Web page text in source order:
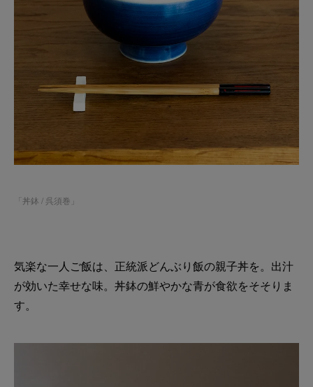
「 丼鉢 / 呉須巻
気楽な一人ご飯は、正統派どんぶり飯の親子丼を。出汁
が効いた幸せな味。丼鉢の鮮やかな青が食欲をそそりま
す。